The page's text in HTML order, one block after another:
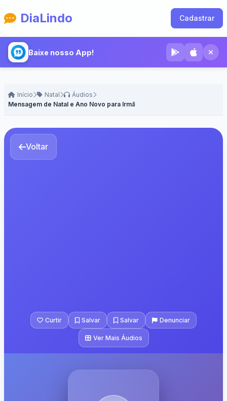
DiaLindo Cadastrar
Baixe nosso App!
Início Natal
Áudios
Mensagem de Natal e Ano Novo para Irmã - Voz Feminina
Voltar
Curtir Salvar Salvar Denunciar
Ver Mais Áudios